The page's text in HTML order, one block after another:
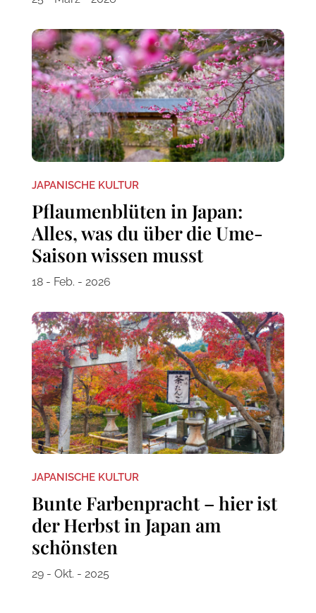
JAPANISCHE KULTUR
Pflaumenblüten in Japan:
Alles, was du über die Ume-
Saison wissen musst
18 - Feb. - 2026
JAPANISCHE KULTUR
Bunte Farbenpracht – hier ist
der Herbst in Japan am
schönsten
29 - Okt. - 2025